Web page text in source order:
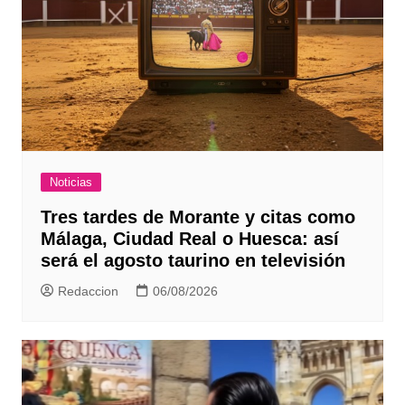
Noticias
Tres tardes de Morante y citas como
Málaga, Ciudad Real o Huesca: así
será el agosto taurino en televisión
Redaccion 06/08/2026